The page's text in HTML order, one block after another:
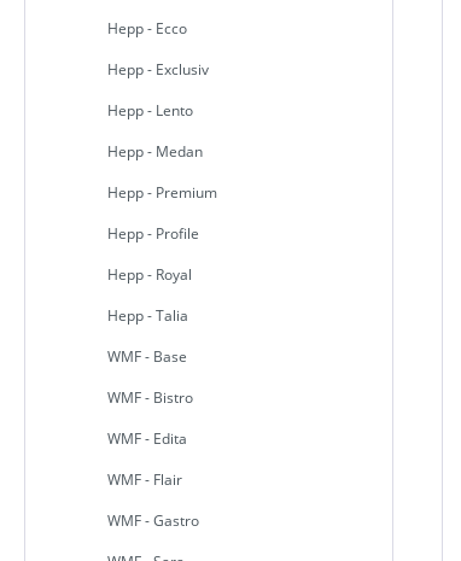
Hepp - Ecco
Hepp - Exclusiv
Hepp - Lento
Hepp - Medan
Hepp - Premium
Hepp - Profile
Hepp - Royal
Hepp - Talia
WMF - Base
WMF - Bistro
WMF - Edita
WMF - Flair
WMF - Gastro